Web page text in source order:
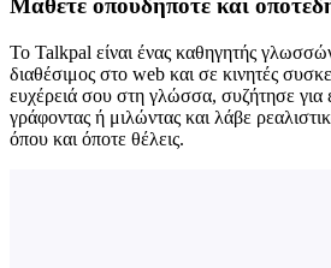
Μάθετε οπουδήποτε και
Το Talkpal είναι ένας καθηγητής
διαθέσιμος στο web και σε κινητές
ευχέρειά σου στη γλώσσα, συζήτησε για
γράφοντας ή μιλώντας και λάβε
όπου και όποτε θέλεις.